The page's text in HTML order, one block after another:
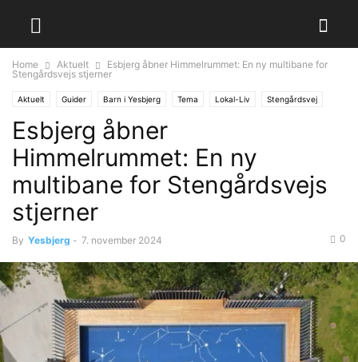
Home Aktuelt
Esbjerg åbner Himmelrummet: En ny multibane for
Stengårdsvejs stjerner
Aktuelt Guider Barn i Yesbjerg Tema Lokal-Liv Stengårdsvej
Esbjerg åbner
Himmelrummet: En ny
multibane for Stengårdsvejs
stjerner
By Yesbjerg - 7. november 2024 0